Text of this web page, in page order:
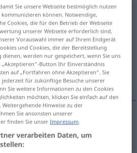
f <Desertifikation
anklicken/antippen)
Wüstenbildung
Sie unsere Webseite bestmöglich nutzen
können. Notwendige,
Cookies, die für den Betrieb der Webseite
unserer Webseite erforderlich sind,
Vorauswahl immer auf Ihrem Endgerät
und Cookies, die der Bereitstellung
werden nur gespeichert, wenn Sie uns
Button Ihr Einverständnis
auf „Fortfahren ohne Akzeptieren“. Sie
für zukünftige Besuche unserer
Sie weitere Informationen zu den Cookies
möchten, klicken Sie einfach auf den
Hinweise zu der
Sie ansonsten unserer
finden Sie unserImpressum.
verarbeiten Daten, um